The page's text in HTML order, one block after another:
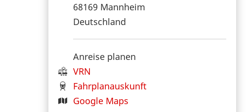
68169 Mannheim
Deutschland
Anreise planen
VRN
Fahrplanauskunft
Google Maps